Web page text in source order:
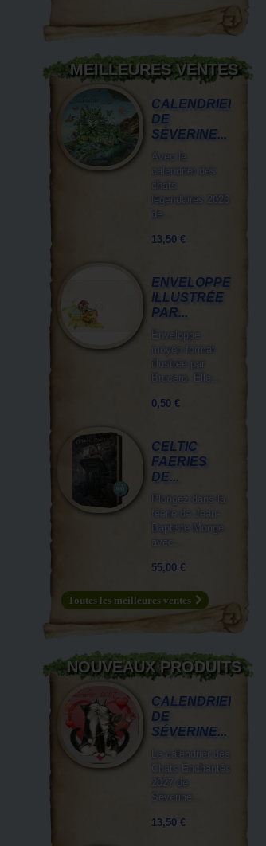
MEILLEURES VENTES
CALENDRIER
DE
SÉVERINE...
Avec le
calendrier des
chats
légendaires 2026
de...
13,50 €
ENVELOPPE
ILLUSTRÉE
PAR...
Enveloppe
moyen format
illustrée par
Brucero. Elle...
0,50 €
CELTIC
FAERIES
DE...
Plongez dans la
féerie de Jean-
Baptiste Monge
avec...
55,00 €
Toutes les meilleures ventes
NOUVEAUX PRODUITS
CALENDRIER
DE
SÉVERINE...
Le calendrier des
Chats Enchantés
2027 de
Séverine...
13,50 €